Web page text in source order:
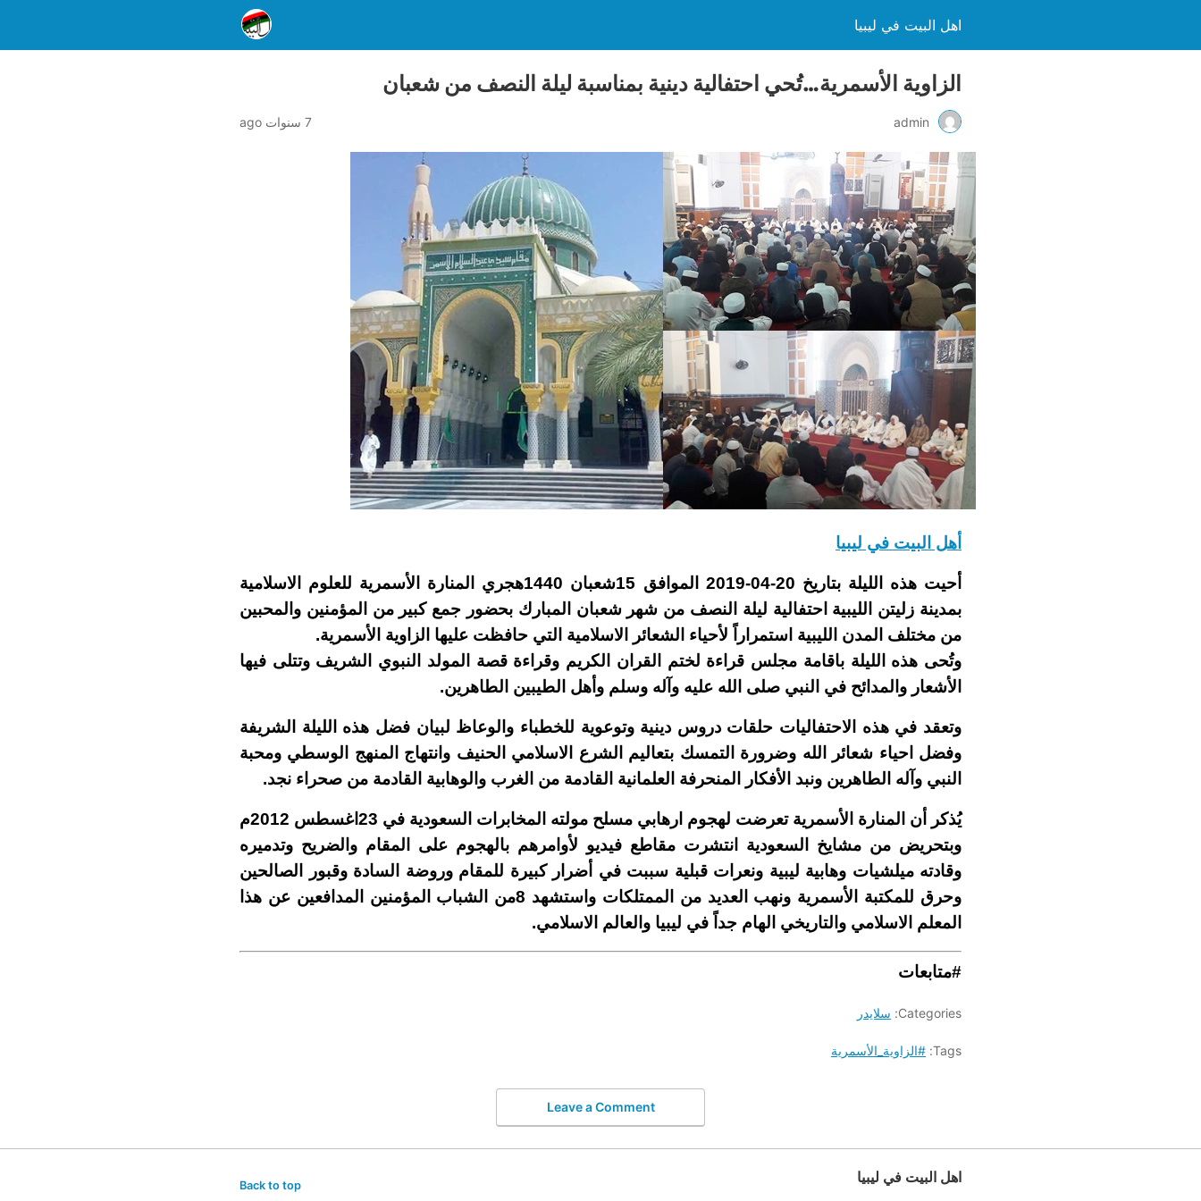
اهل البيت في ليبيا
الزاوية الأسمرية…تُحي احتفالية دينية بمناسبة ليلة النصف من شعبان
admin 7 سنوات ago
أهل البيت في ليبيا
أحيت هذه الليلة بتاريخ 20-04-2019 الموافق 15شعبان 1440هجري المنارة الأسمرية للعلوم الاسلامية
بمدينة زليتن الليبية احتفالية ليلة النصف من شهر شعبان المبارك بحضور جمع كبير من المؤمنين والمحبين
من مختلف المدن الليبية استمراراً لأحياء الشعائر الاسلامية التي حافظت عليها الزاوية الأسمرية.
وتُحى هذه الليلة باقامة مجلس قراءة لختم القران الكريم وقراءة قصة المولد النبوي الشريف وتتلى فيها
الأشعار والمدائح في النبي صلى الله عليه وآله وسلم وأهل الطيبين الطاهرين.
وتعقد في هذه الاحتفاليات حلقات دروس دينية وتوعوية للخطباء والوعاظ لبيان فضل هذه الليلة الشريفة
وفضل احياء شعائر الله وضرورة التمسك بتعاليم الشرع الاسلامي الحنيف وانتهاج المنهج الوسطي ومحبة
النبي وآله الطاهرين ونبد الأفكار المنحرفة العلمانية القادمة من الغرب والوهابية القادمة من صحراء نجد.
يُذكر أن المنارة الأسمرية تعرضت لهجوم ارهابي مسلح مولته المخابرات السعودية في 23اغسطس 2012م
وبتحريض من مشايخ السعودية انتشرت مقاطع فيديو لأوامرهم بالهجوم على المقام والضريح وتدميره
وقادته ميلشيات وهابية ليبية ونعرات قبلية سببت في أضرار كبيرة للمقام وروضة السادة وقبور الصالحين
وحرق للمكتبة الأسمرية ونهب العديد من الممتلكات واستشهد 8من الشباب المؤمنين المدافعين عن هذا
المعلم الاسلامي والتاريخي الهام جداً في ليبيا والعالم الاسلامي.
#متابعات
Categories: سلايدر
Tags: #الزاوية_الأسمرية
Leave a Comment
اهل البيت في ليبيا Back to top